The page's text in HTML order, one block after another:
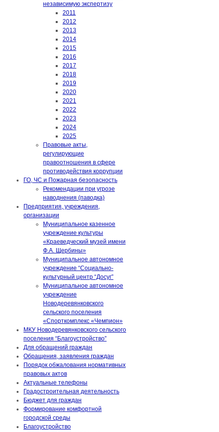
независимую экспертизу
2011
2012
2013
2014
2015
2016
2017
2018
2019
2020
2021
2022
2023
2024
2025
Правовые акты,
регулирующие
правоотношения в сфере
противодействия коррупции
ГО, ЧС и Пожарная безопасность
Рекомендации при угрозе
наводнения (паводка)
Предприятия, учреждения,
организации
Муниципальное казенное
учреждение культуры
«Краеведческий музей имени
Ф.А. Щербины»
Муниципальное автономное
учреждение “Социально-
культурный центр “Досуг”
Муниципальное автономное
учреждение
Новодеревянковского
сельского поселения
«Спорткомплекс «Чемпион»
МКУ Новодеревянковского сельского
поселения “Благоустройство”
Для обращений граждан
Обращения, заявления граждан
Порядок обжалования нормативных
правовых актов
Актуальные телефоны
Градостроительная деятельность
Бюджет для граждан
Формирование комфортной
городской среды
Благоустройство